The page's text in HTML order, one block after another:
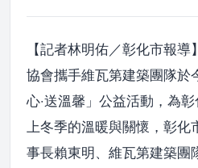
【記者林明佑／彰化市報
協會攜手維瓦第建築團隊於
心‧送溫馨」公益活動，為
上冬季的溫暖與關懷，彰化
事長賴東明、維瓦第建築團